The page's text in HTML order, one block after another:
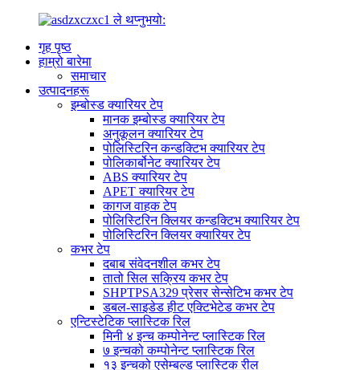
गृह पृष्ठ
हाम्रो बारेमा
समाचार
उत्पादनहरू
इम्बोस्ड क्यारियर टेप
मानक इम्बोस्ड क्यारियर टेप
अनुकूलन क्यारियर टेप
पोलिस्टिरिन कन्डक्टिभ क्यारियर टेप
पोलिकार्बोनेट क्यारियर टेप
ABS क्यारियर टेप
APET क्यारियर टेप
कागज वाहक टेप
पोलिस्टिरिन क्लियर कन्डक्टिभ क्यारियर टेप
पोलिस्टिरिन क्लियर क्यारियर टेप
कभर टेप
दबाब संवेदनशील कभर टेप
तातो सिल सक्रिय कभर टेप
SHPTPSA329 प्रेसर सेन्सेटिभ कभर टेप
डबल-साइडेड हीट एक्टिभेटेड कभर टेप
एन्टिस्टेटिक प्लास्टिक रिल
मिनी ४ इन्च कम्पोनेन्ट प्लास्टिक रिल
७ इन्चको कम्पोनेन्ट प्लास्टिक रिल
१३ इन्चको एसेम्बल्ड प्लास्टिक रील